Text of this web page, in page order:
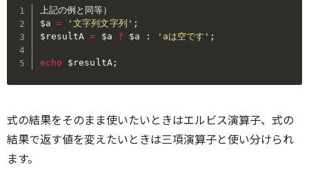
$a = '文字列文字列' ;
$resultA = $a ? $a : 'aは空です' ;
echo $resultA;
式の結果をそのまま使いたいときはエルビス演算子、式の
結果で返す値を変えたいときは三項演算子と使い分けられ
ます。